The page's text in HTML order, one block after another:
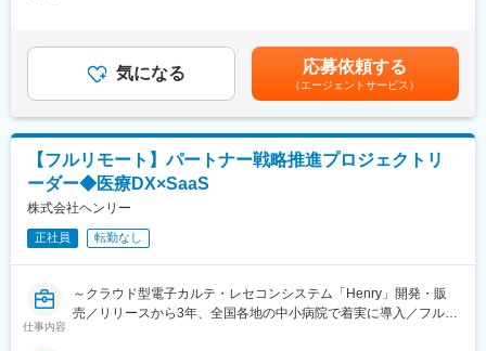
ど、組織づくりにも携わることができます
・少人数組織ならではの裁量のもと、自ら仕組みを作りながら事
業成長を支える経験を積むことができます
変更の範囲：会社の定める業務
効率的運用のご提案、開発部門へのフィードバック等、安心して
ユーザーに同社の医療機器をご使用いただけるよう様々な側面か
らサービス＆サポートするポジションです。 サポート＆サービス
■研修制度について：
研修センターがあり、機械を実際に解体したり、組み立てたりす
る研修や、実際にコールセンターに届くお問い合わせ内容を把握
していただくための研修もございます。その他、先輩社員との
OJTもじっくり行っており、1人前になるまで手厚くサポート致し
ます。未経験の方でも安心してキャッチアップいただけるよう充
実した研修制度をご用意しています。
■取得できるスキルについて：
X線診断装置や医療ITシステム等の幅広い製品がありますので、幅
広く多くのスキルを習得可能です。デジタル化・ネットワーク化
気になる 応募依頼する
（エージェントサービス）
【フルリモート】パートナー戦略推進プロジェクトリ
ーダー◆医療DX×SaaS
株式会社ヘンリー
正社員 転勤なし
仕事内容
～クラウド型電子カルテ・レセコンシステム「Henry」開発・販
売／リリースから3年、全国各地の中小病院で着実に導入／フルリ